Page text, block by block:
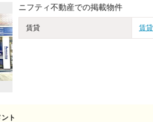
ニフティ不動産での掲載物件
賃貸 賃
ト